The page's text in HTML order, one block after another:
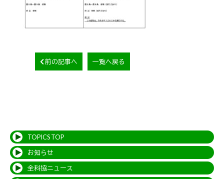
前の記事へ 一覧へ戻る
TOPICS TOP
お知らせ
全科協ニュース